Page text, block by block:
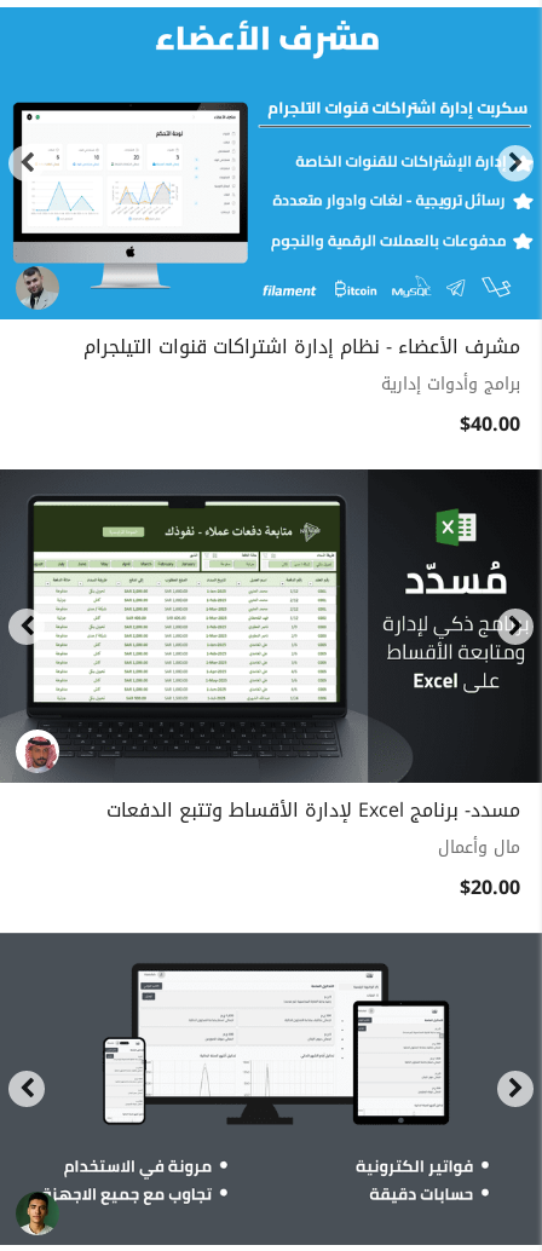
مشرف الأعضاء - نظام إدارة اشتراكات قنوات التيلجرام
برامج وأدوات إدارية
$40.00
مسدد- برنامج Excel لإدارة الأقساط وتتبع الدفعات
مال وأعمال
$20.00